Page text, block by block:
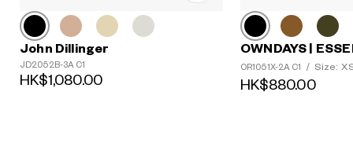
John Dillinger
JD2052B-3A C1
HK$1,080.00
OWNDAYS |
OR1051X-2A C1 / Size:
HK$880.00